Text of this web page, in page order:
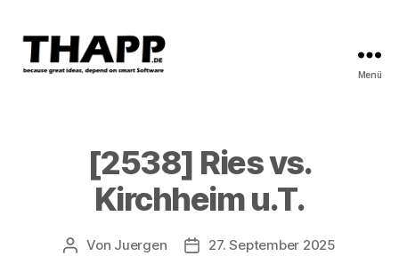
Menü
[2538] Ries vs.
Kirchheim u.T.
Beitragsautor
Von Juergen Beitragsdatum
27. September 2025